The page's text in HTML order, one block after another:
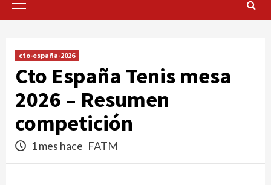
Menú
cto-españa-2026
Cto España Tenis mesa
2026 – Resumen
competición
1 mes hace FATM